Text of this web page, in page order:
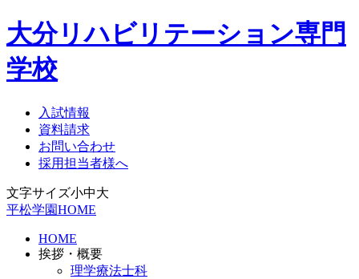
大分リハビリテーション専門
学校
入試情報
資料請求
お問い合わせ
採用担当者様へ
文字サイズ小中大
平松学園HOME
HOME
挨拶・概要
理学療法士科